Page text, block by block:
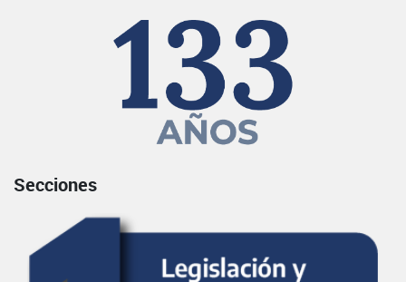
Secciones